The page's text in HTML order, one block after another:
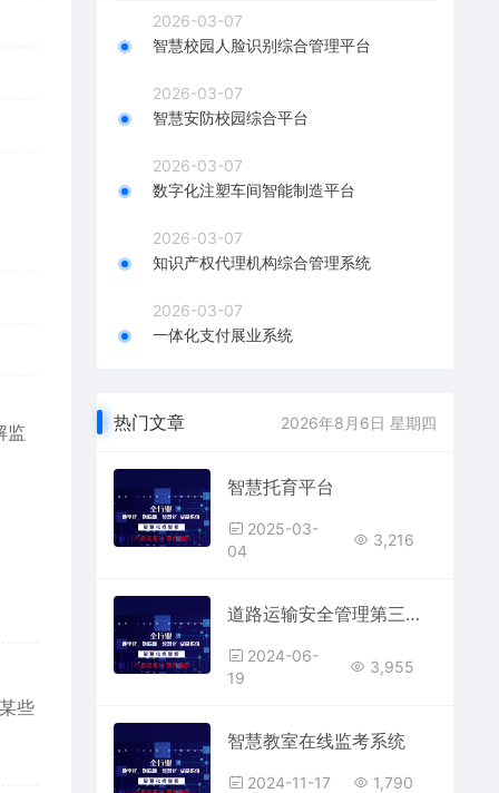
监
些
2026-03-07
智慧校园人脸识别综合管理平台
2026-03-07
智慧安防校园综合平台
2026-03-07
数字化注塑车间智能制造平台
2026-03-07
知识产权代理机构综合管理系统
2026-03-07
一体化支付展业系统
热门文章 2026年8月6日 星期四
智慧托育平台
2025-03-
04
3,216
道路运输安全管理第三方监控平台
2024-06-
19
3,955
智慧教室在线监考系统
2024-11-17 1,790